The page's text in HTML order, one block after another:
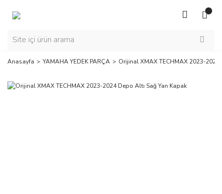
Anasayfa YAMAHA YEDEK PARÇA Orijinal XMAX TECHMAX 2023-2024